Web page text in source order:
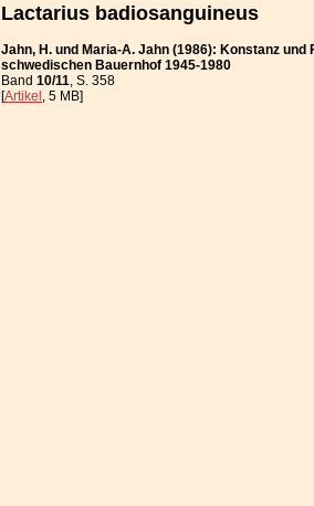
Lactarius badiosanguineus
Jahn, H. und Maria-A. Jahn (1986): Konstanz
schwedischen Bauernhof 1945-1980
Band 10/11, S. 358
[Artikel, 5 MB]